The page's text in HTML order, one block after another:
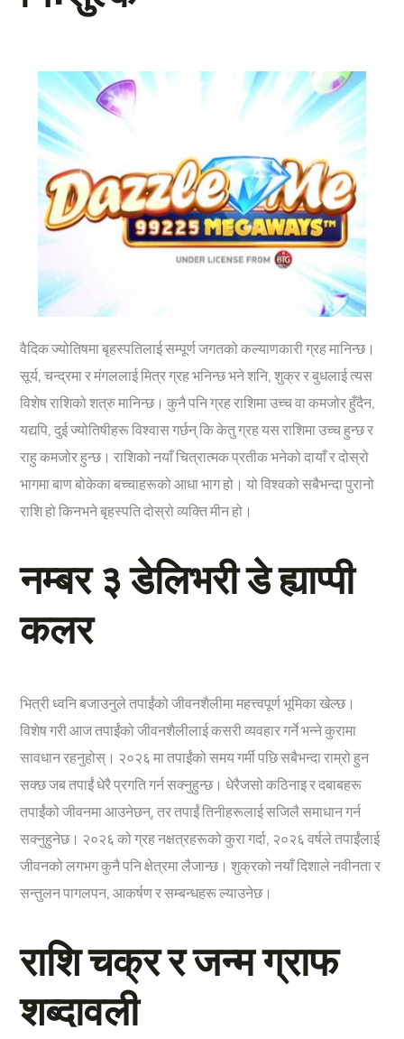
वैदिक ज्योतिषमा बृहस्पतिलाई सम्पूर्ण जगतको कल्याणकारी ग्रह मानिन्छ।
सूर्य, चन्द्रमा र मंगललाई मित्र ग्रह भनिन्छ भने शनि, शुक्र र बुधलाई त्यस
विशेष राशिको शत्रु मानिन्छ। कुनै पनि ग्रह राशिमा उच्च वा कमजोर हुँदैन,
यद्यपि, दुई ज्योतिषीहरू विश्वास गर्छन् कि केतु ग्रह यस राशिमा उच्च हुन्छ र
राहु कमजोर हुन्छ। राशिको नयाँ चित्रात्मक प्रतीक भनेको दायाँ र दोस्रो
भागमा बाण बोकेका बच्चाहरूको आधा भाग हो। यो विश्वको सबैभन्दा पुरानो
राशि हो किनभने बृहस्पति दोस्रो व्यक्ति मीन हो।
नम्बर ३ डेलिभरी डे ह्याप्पी
कलर
भित्री ध्वनि बजाउनुले तपाईंको जीवनशैलीमा महत्त्वपूर्ण भूमिका खेल्छ।
विशेष गरी आज तपाईंको जीवनशैलीलाई कसरी व्यवहार गर्ने भन्ने कुरामा
सावधान रहनुहोस्। २०२६ मा तपाईंको समय गर्मी पछि सबैभन्दा राम्रो हुन
सक्छ जब तपाईं धेरै प्रगति गर्न सक्नुहुन्छ। धेरैजसो कठिनाइ र दबाबहरू
तपाईंको जीवनमा आउनेछन्, तर तपाईं तिनीहरूलाई सजिलै समाधान गर्न
सक्नुहुनेछ। २०२६ को ग्रह नक्षत्रहरूको कुरा गर्दा, २०२६ वर्षले तपाईंलाई
जीवनको लगभग कुनै पनि क्षेत्रमा लैजान्छ। शुक्रको नयाँ दिशाले नवीनता र
सन्तुलन पागलपन, आकर्षण र सम्बन्धहरू ल्याउनेछ।
राशि चक्र र जन्म ग्राफ
शब्दावली